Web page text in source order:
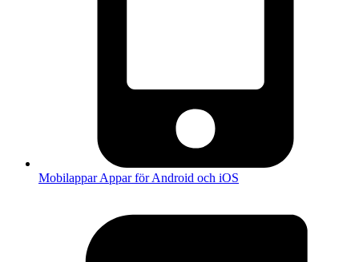
MobilapparAppar för Android och iOS